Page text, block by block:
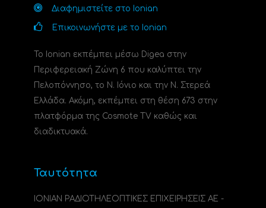
Διαφημιστείτε στο Ionian
Επικοινωνήστε με το Ionian
Το Ionian εκπέμπει μέσω Digea στην
Περιφερειακή Ζώνη 6 που καλύπτει την
Πελοπόννησο, το N. Ιόνιο και την Ν. Στερεά
Ελλάδα. Ακόμη, εκπέμπει στη θέση 673 στην
πλατφόρμα της Cosmote TV καθώς και
διαδικτυακά.
Ταυτότητα
ΙΟΝΙΑΝ ΡΑΔΙΟΤΗΛΕΟΠΤΙΚΕΣ ΕΠΙΧΕΙΡΗΣΕΙΣ ΑΕ -